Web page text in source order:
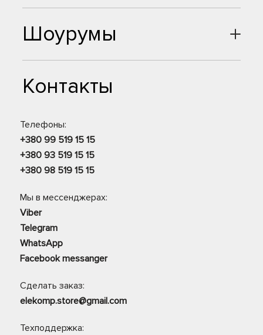
Шоурумы
Контакты
Телефоны:
+380 99 519 15 15
+380 93 519 15 15
+380 98 519 15 15
Мы в мессенджерах:
Viber
Telegram
WhatsApp
Facebook messanger
Сделать заказ:
elekomp.store@gmail.com
Техподдержка: